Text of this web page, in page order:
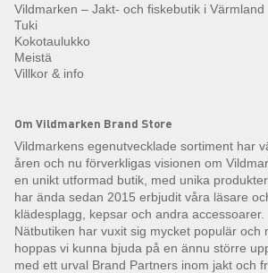
Vildmarken – Jakt- och fiskebutik i Värmland
Tuki
Kokotaulukko
Meistä
Villkor & info
Om Vildmarken Brand Store
Vildmarkens egenutvecklade sortiment har
åren och nu förverkligas visionen om
en unikt utformad butik, med unika
har ända sedan 2015 erbjudit våra läsare
klädesplagg, kepsar och andra accessoarer.
Nätbutiken har vuxit sig mycket populär och
hoppas vi kunna bjuda på en ännu större
med ett urval Brand Partners inom jakt och